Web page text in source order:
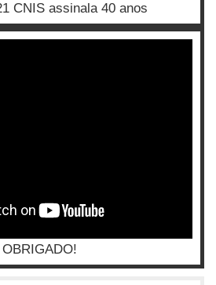
CNIS assinala 40 anos